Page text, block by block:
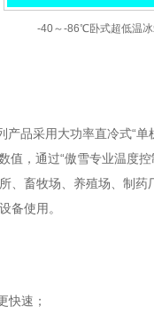
-40～-86℃卧式超低温
品采用大功率直冷式“
值，通过“傲雪专业温度
、畜牧场、养殖场、制
备使用。
快速；